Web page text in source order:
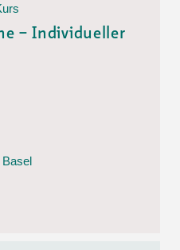
– Individueller
Basel